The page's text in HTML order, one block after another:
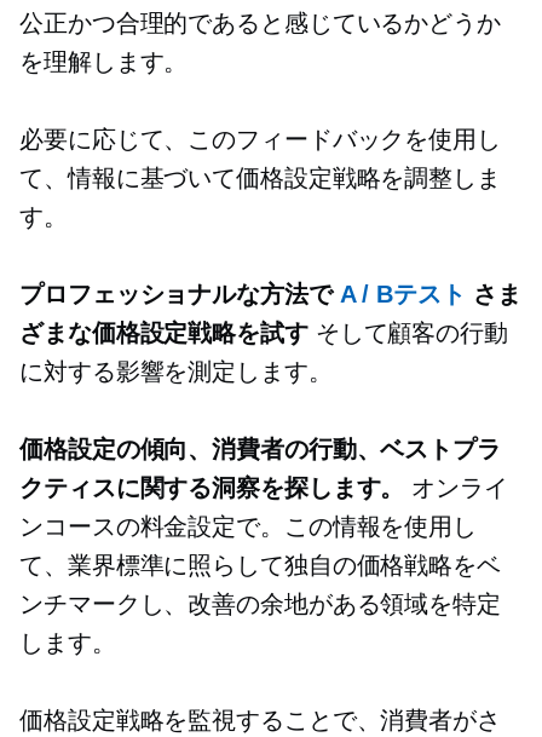
公正かつ合理的であると感じているかどうか
を理解します。
必要に応じて、このフィードバックを使用し
て、情報に基づいて価格設定戦略を調整しま
す。
プロフェッショナルな方法で A / Bテスト さま
ざまな価格設定戦略を試すそして顧客の行動
に対する影響を測定します。
価格設定の傾向、消費者の行動、ベストプラ
クティスに関する洞察を探します。
オンライ
ンコースの料金設定で。この情報を使用し
て、業界標準に照らして独自の価格戦略をベ
ンチマークし、改善の余地がある領域を特定
します。
価格設定戦略を監視することで、消費者がさ